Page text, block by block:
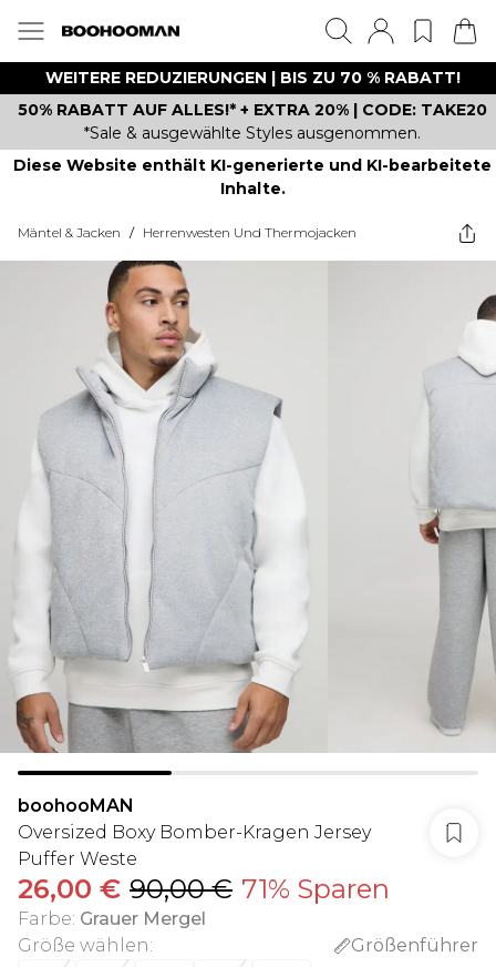
WEITERE REDUZIERUNGEN | BIS ZU 70 % RABATT!
50% RABATT AUF ALLES!* + EXTRA 20% | CODE: TAKE20
*Sale & ausgewählte Styles ausgenommen.
Diese Website enthält KI-generierte und KI-bearbeitete
Inhalte.
Mäntel & Jacken / Herrenwesten Und Thermojacken
boohooMAN
Oversized Boxy Bomber-Kragen Jersey
Puffer Weste
26,00 € 90,00 € 71% Sparen
Farbe: Grauer Mergel
Größe wählen:
Größenführer